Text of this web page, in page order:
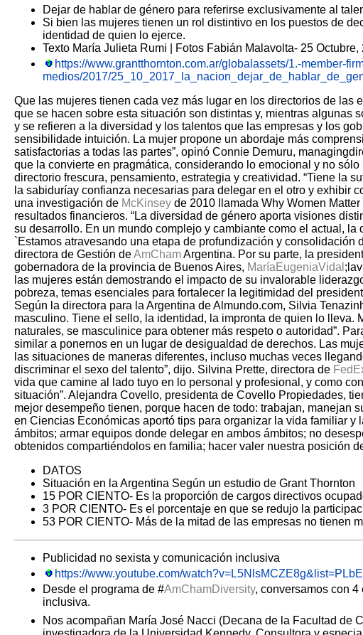
Dejar de hablar de género para referirse exclusivamente al
Si bien las mujeres tienen un rol distintivo en los puestos de
identidad de quien lo ejerce.
Texto María Julieta Rumi | Fotos Fabián Malavolta- 25 Octubre,
https://www.grantthornton.com.ar/globalassets/1.-member-
medios/2017/
Que las mujeres tienen cada vez más lugar en los directorios de las
que se hacen sobre esta situación son distintas y, mientras algunas
y se refieren a la diversidad y los talentos que las empresas y los
sensibilidade intuición. La mujer propone un abordaje más
satisfactorias a todas las partes”, opinó Connie Demuru,
que la convierte en pragmática, considerando lo emocional y no sólo
directorio frescura, pensamiento, estrategia y creatividad. “Tiene la
la sabiduríay confianza necesarias para delegar en el otro y exhibir
una investigación de McKinsey de 2010 llamada Why Women
resultados financieros. “La diversidad de género aporta visiones
su desarrollo. En un mundo complejo y cambiante como el actual, la
`Estamos atravesando una etapa de profundización y
directora de Gestión deAmChamArgentina. Por su parte, la
gobernadora de la provincia de Buenos Aires, MaríaEugeniaVidal
las mujeres están demostrando el impacto de su invalorable
pobreza, temas esenciales para fortalecer la legitimidad del
Según la directora para la Argentina de Almundo.com, Silvia
masculino. Tiene el sello, la identidad, la impronta de quien lo lleva.
naturales, se masculinice para obtener más respeto o autoridad”.
similar a ponernos en un lugar de desigualdad de derechos. Las
las situaciones de maneras diferentes, incluso muchas veces
discriminar el sexo del talento”, dijo. Silvina Prette, directora de
vida que camine al lado tuyo en lo personal y profesional, y como
situación”. Alejandra Covello, presidenta de Covello Propiedades,
mejor desempeño tienen, porque hacen de todo: trabajan, manejan
en Ciencias Económicas aportó tips para organizar la vida familiar y
ámbitos; armar equipos donde delegar en ambos ámbitos; no
obtenidos compartiéndolos en familia; hacer valer nuestra posición
DATOS
Situación en la Argentina Según un estudio de Grant Thornton
15 POR CIENTO- Es la proporción de cargos directivos
3 POR CIENTO- Es el porcentaje en que se redujo la
53 POR CIENTO- Más de la mitad de las empresas no tienen
Publicidad no sexista y comunicación inclusiva
https://www.youtube.com/
Desde el programa de #AmChamDiversity, conversamos con
inclusiva.
Nos acompañan María José Nacci (Decana de la Facultad de